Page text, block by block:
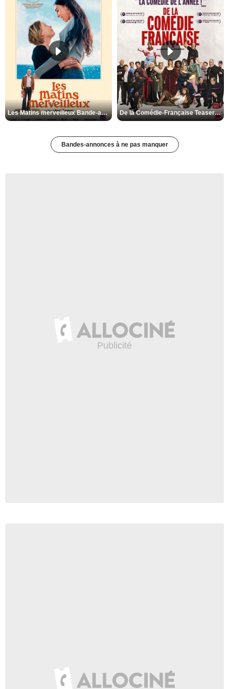
Les Matins merveilleux Bande-annonce VF De la Comédie-Française Teaser VF
Bandes-annonces à ne pas manquer